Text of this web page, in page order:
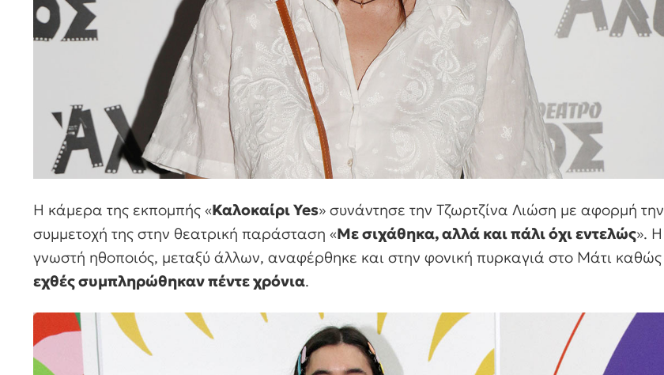
Η κάμερα της εκπομπής «Καλοκαίρι Yes» συνάντησε την Τζωρτζίνα Λιώση με αφορμή την
συμμετοχή της στην θεατρική παράσταση «Με σιχάθηκα, αλλά και πάλι όχι εντελώς». Η
γνωστή ηθοποιός, μεταξύ άλλων, αναφέρθηκε και στην φονική πυρκαγιά στο Μάτι καθώς
εχθές συμπληρώθηκαν πέντε χρόνια.